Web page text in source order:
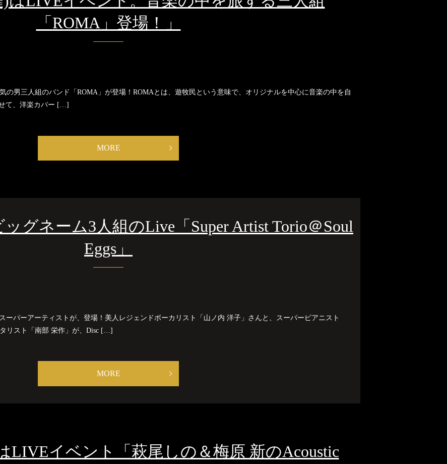
「ROMA」登場！」
の男三人組のバンド「ROMA」が登場！ROMAとは、遊牧民という意味で、オリジナルを中心に音楽の中を自
て、洋楽カバー […]
MORE
グネーム3人組のLive「Super Artist Torio＠Soul
Eggs」
ーパーアーティストが、登場！美人レジェンドボーカリスト「山ノ内 洋子」さんと、スーパーピアニスト
リスト「南部 栄作」が、Disc […]
MORE
LIVEイベント「萩尾しの＆梅原 新のAcoustic